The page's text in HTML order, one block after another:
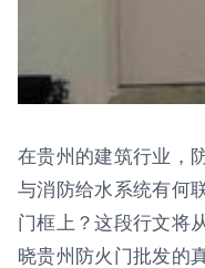
在贵州的建筑行业，
与消防给水系统有何
门框上？这段行文将
晓贵州防火门批发的